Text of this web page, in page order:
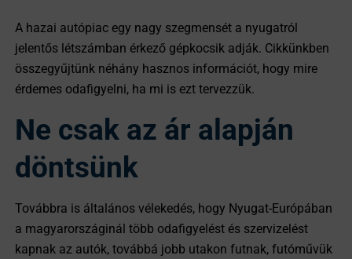
A hazai autópiac egy nagy szegmensét a nyugatról
jelentős létszámban érkező gépkocsik adják. Cikkünkben
összegyűjtünk néhány hasznos információt, hogy mire
érdemes odafigyelni, ha mi is ezt tervezzük.
Ne csak az ár alapján
döntsünk
Továbbra is általános vélekedés, hogy Nyugat-Európában
a magyarországinál több odafigyelést és szervizelést
kapnak az autók, továbbá jobb utakon futnak, futóművük